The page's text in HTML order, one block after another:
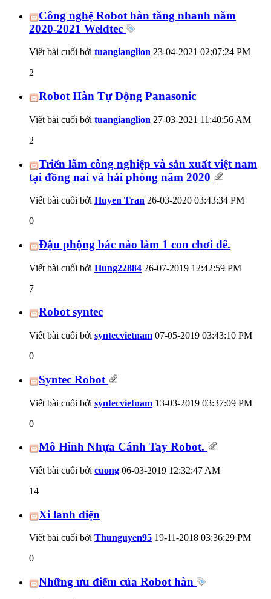
Công nghệ Robot hàn tăng nhanh năm
2020-2021 Weldtec
Viết bài cuối bởi tuangianglion 23-04-2021 02:07:24 PM
2
Robot Hàn Tự Động Panasonic
Viết bài cuối bởi tuangianglion 27-03-2021 11:40:56 AM
2
Triển lãm công nghiệp và sản xuất việt nam
tại đồng nai và hải phòng năm 2020
Viết bài cuối bởi Huyen Tran 26-03-2020 03:43:34 PM
0
Đậu phộng bác nào làm 1 con chơi đê.
Viết bài cuối bởi Hung22884 26-07-2019 12:42:59 PM
7
Robot syntec
Viết bài cuối bởi syntecvietnam 07-05-2019 03:43:10 PM
0
Syntec Robot
Viết bài cuối bởi syntecvietnam 13-03-2019 03:37:09 PM
0
Mô Hình Nhựa Cánh Tay Robot.
Viết bài cuối bởi cuong 06-03-2019 12:32:47 AM
14
Xi lanh điện
Viết bài cuối bởi Thunguyen95 19-11-2018 03:36:29 PM
0
Những ưu điểm của Robot hàn